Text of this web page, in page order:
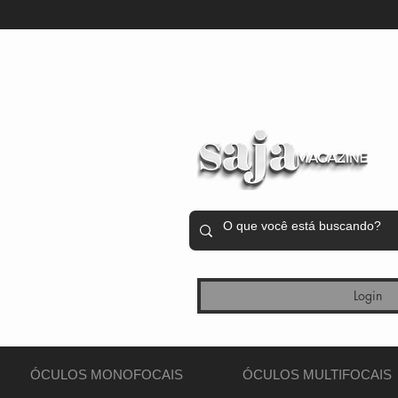
Login
ÓCULOS MONOFOCAIS ÓCULOS MULTIFOCAIS